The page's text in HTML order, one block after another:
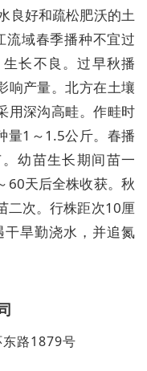
良好和疏松肥沃的土
流域春季播种不宜过
长不良。过早秋播
响产量。北方在土壤
用深沟高畦。作畦时
量1～1.5公斤。春播
幼苗生长期间苗一
60天后全株收获。秋
二次。行株距次10厘
旱勤浇水，并追氮
路1879号